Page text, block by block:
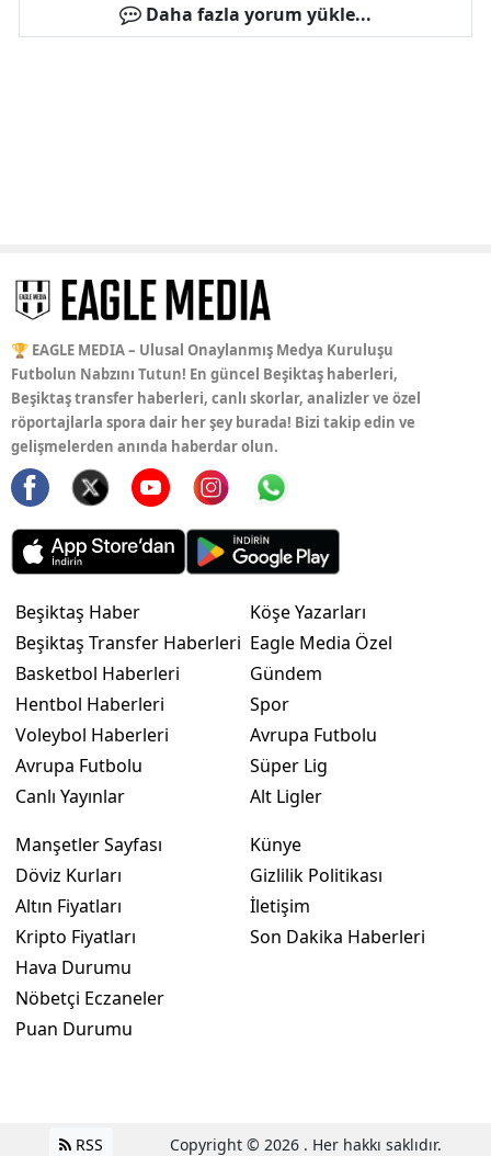
Daha fazla yorum yükle...
🏆 EAGLE MEDIA – Ulusal Onaylanmış Medya Kuruluşu
Futbolun Nabzını Tutun! En güncel Beşiktaş haberleri,
Beşiktaş transfer haberleri, canlı skorlar, analizler ve özel
röportajlarla spora dair her şey burada! Bizi takip edin ve
gelişmelerden anında haberdar olun.
Beşiktaş Haber
Beşiktaş Transfer Haberleri
Basketbol Haberleri
Hentbol Haberleri
Voleybol Haberleri
Avrupa Futbolu
Canlı Yayınlar
Köşe Yazarları
Eagle Media Özel
Gündem
Spor
Avrupa Futbolu
Süper Lig
Alt Ligler
Manşetler Sayfası
Döviz Kurları
Altın Fiyatları
Kripto Fiyatları
Hava Durumu
Nöbetçi Eczaneler
Puan Durumu
Künye
Gizlilik Politikası
İletişim
Son Dakika Haberleri
RSS Copyright © 2026 . Her hakkı saklıdır.